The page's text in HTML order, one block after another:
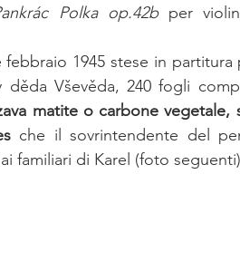
Polka op.42b per
febbraio 1945 stese in partitura
děda Vševěda, 240 fogli
matite o carbone
che il sovrintendente del
familiari di Karel (foto